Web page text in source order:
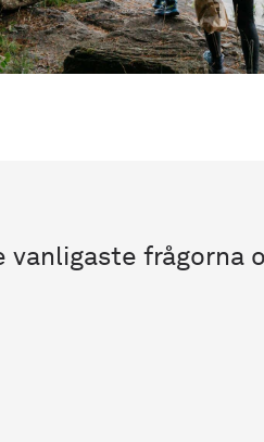
vanligaste frågorna